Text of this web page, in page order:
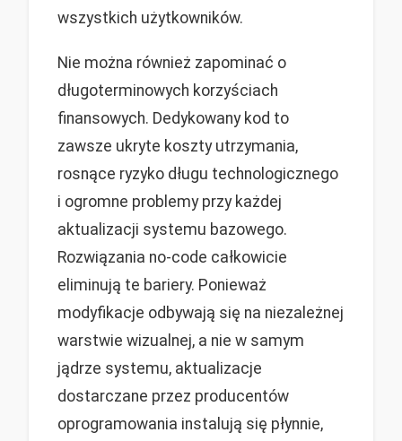
wszystkich użytkowników.
Nie można również zapominać o
długoterminowych korzyściach
finansowych. Dedykowany kod to
zawsze ukryte koszty utrzymania,
rosnące ryzyko długu technologicznego
i ogromne problemy przy każdej
aktualizacji systemu bazowego.
Rozwiązania no-code całkowicie
eliminują te bariery. Ponieważ
modyfikacje odbywają się na niezależnej
warstwie wizualnej, a nie w samym
jądrze systemu, aktualizacje
dostarczane przez producentów
oprogramowania instalują się płynnie,